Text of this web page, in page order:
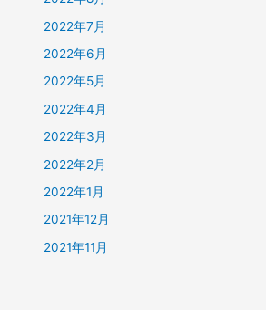
2022年7月
2022年6月
2022年5月
2022年4月
2022年3月
2022年2月
2022年1月
2021年12月
2021年11月